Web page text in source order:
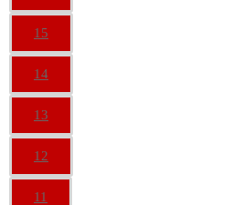
15
14
13
12
11